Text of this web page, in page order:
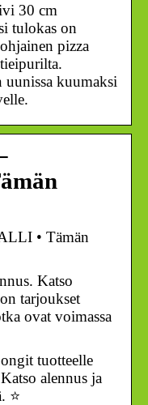
30 cm
tulokas on
pizza
uunissa kuumaksi
• Tämän
Katso
tarjoukset
ovat voimassa
tuotteelle
alennus ja
⭐